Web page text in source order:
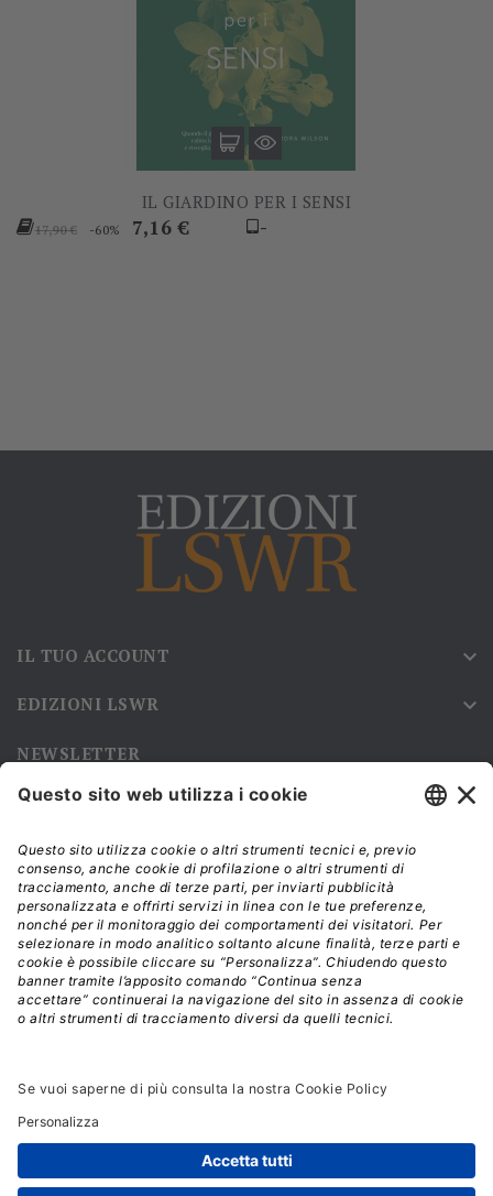
IL GIARDINO PER I SENSI
Prezzo
17,90 € -60% Prezzo
7,16 € -
IL TUO ACCOUNT 
EDIZIONI LSWR 
NEWSLETTER
Iscriviti alla nostra newsletter e rimani sempre aggiornato sulle
Modalità di acquisto e tempi di spedizione
Diritto di recesso
Privacy policy
Termini e condizioni d'uso
© 2026 - La Tribuna S.r.l. | P.IVA 01702840180 | C.F.
01107460337